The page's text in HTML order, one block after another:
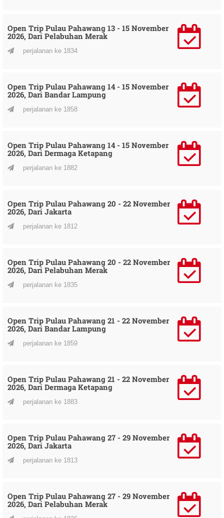
Open Trip Pulau Pahawang 13 - 15 November
2026, Dari Pelabuhan Merak
perjalanan ke 1834
Open Trip Pulau Pahawang 14 - 15 November
2026, Dari Bandar Lampung
perjalanan ke 1858
Open Trip Pulau Pahawang 14 - 15 November
2026, Dari Dermaga Ketapang
perjalanan ke 1882
Open Trip Pulau Pahawang 20 - 22 November
2026, Dari Jakarta
perjalanan ke 1812
Open Trip Pulau Pahawang 20 - 22 November
2026, Dari Pelabuhan Merak
perjalanan ke 1835
Open Trip Pulau Pahawang 21 - 22 November
2026, Dari Bandar Lampung
perjalanan ke 1859
Open Trip Pulau Pahawang 21 - 22 November
2026, Dari Dermaga Ketapang
perjalanan ke 1883
Open Trip Pulau Pahawang 27 - 29 November
2026, Dari Jakarta
perjalanan ke 1813
Open Trip Pulau Pahawang 27 - 29 November
2026, Dari Pelabuhan Merak